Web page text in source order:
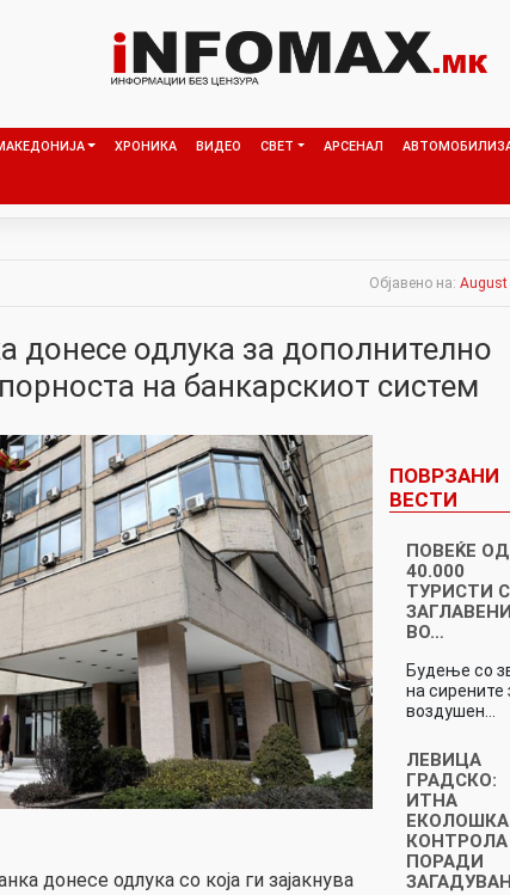
ХРОНИКА ВИДЕО СВЕТ АРСЕНАЛ
Објавено на: August
донесе одлука за дополнително
на банкарскиот систем
донесе одлука со која ги зајакнува
ПОВРЗАНИ
ВЕСТИ
ПОВЕЌЕ ОД
40.000
ТУРИСТИ
ЗАГЛАВЕНИ
ВО…
Будење со
на сирените
воздушен…
ЛЕВИЦА
ГРАДСКО:
ИТНА
ЕКОЛОШКА
КОНТРОЛА
ПОРАДИ